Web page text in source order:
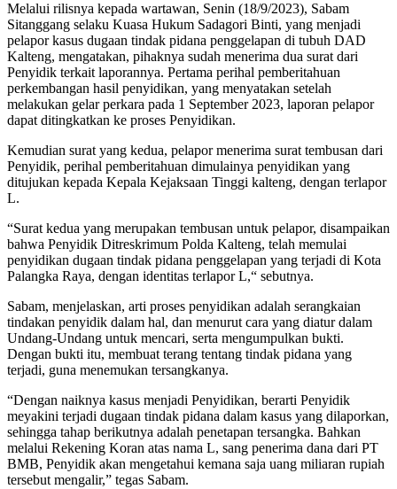
Melalui rilisnya kepada wartawan, Senin (18/9/2023), Sabam
Sitanggang selaku Kuasa Hukum Sadagori Binti, yang menjadi
pelapor kasus dugaan tindak pidana penggelapan di tubuh DAD
Kalteng, mengatakan, pihaknya sudah menerima dua surat dari
Penyidik terkait laporannya. Pertama perihal pemberitahuan
perkembangan hasil penyidikan, yang menyatakan setelah
melakukan gelar perkara pada 1 September 2023, laporan pelapor
dapat ditingkatkan ke proses Penyidikan.
Kemudian surat yang kedua, pelapor menerima surat tembusan dari
Penyidik, perihal pemberitahuan dimulainya penyidikan yang
ditujukan kepada Kepala Kejaksaan Tinggi kalteng, dengan terlapor
L.
“Surat kedua yang merupakan tembusan untuk pelapor, disampaikan
bahwa Penyidik Ditreskrimum Polda Kalteng, telah memulai
penyidikan dugaan tindak pidana penggelapan yang terjadi di Kota
Palangka Raya, dengan identitas terlapor L,“ sebutnya.
Sabam, menjelaskan, arti proses penyidikan adalah serangkaian
tindakan penyidik dalam hal, dan menurut cara yang diatur dalam
Undang-Undang untuk mencari, serta mengumpulkan bukti.
Dengan bukti itu, membuat terang tentang tindak pidana yang
terjadi, guna menemukan tersangkanya.
“Dengan naiknya kasus menjadi Penyidikan, berarti Penyidik
meyakini terjadi dugaan tindak pidana dalam kasus yang dilaporkan,
sehingga tahap berikutnya adalah penetapan tersangka. Bahkan
melalui Rekening Koran atas nama L, sang penerima dana dari PT
BMB, Penyidik akan mengetahui kemana saja uang miliaran rupiah
tersebut mengalir,” tegas Sabam.